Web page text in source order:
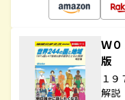
Ｗ
版
１９
解説